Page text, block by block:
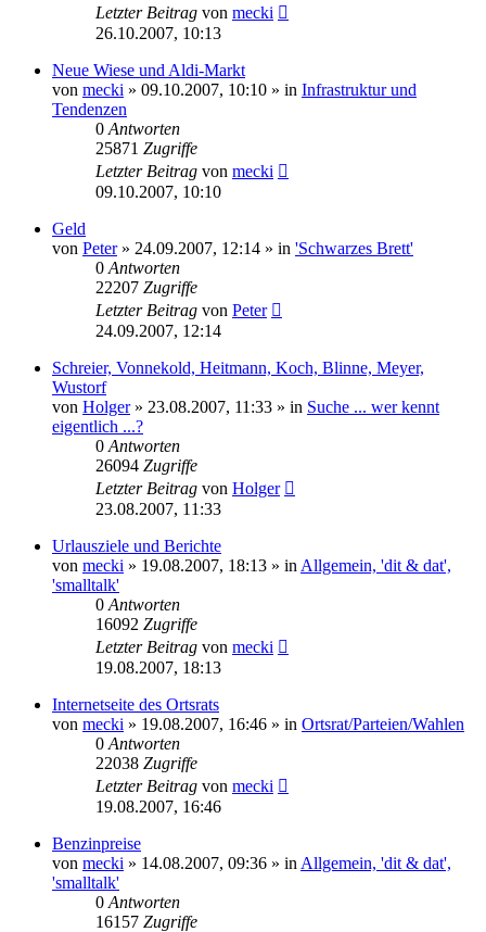
Letzter Beitrag von mecki
26.10.2007, 10:13
Neue Wiese und Aldi-Markt
von mecki » 09.10.2007, 10:10 » in Infrastruktur und
Tendenzen
0 Antworten
25871 Zugriffe
Letzter Beitrag von mecki
09.10.2007, 10:10
Geld
von Peter» 24.09.2007, 12:14 » in 'Schwarzes Brett'
0 Antworten
22207 Zugriffe
Letzter Beitrag von Peter
24.09.2007, 12:14
Schreier, Vonnekold, Heitmann, Koch, Blinne, Meyer,
Wustorf
von Holger» 23.08.2007, 11:33 » in Suche ... wer kennt
eigentlich ...?
0 Antworten
26094 Zugriffe
Letzter Beitrag von Holger
23.08.2007, 11:33
Urlausziele und Berichte
von mecki » 19.08.2007, 18:13 » in Allgemein, 'dit & dat',
'smalltalk'
0 Antworten
16092 Zugriffe
Letzter Beitrag von mecki
19.08.2007, 18:13
Internetseite des Ortsrats
von mecki » 19.08.2007, 16:46 » in Ortsrat/Parteien/Wahlen
0 Antworten
22038 Zugriffe
Letzter Beitrag von mecki
19.08.2007, 16:46
Benzinpreise
von mecki » 14.08.2007, 09:36 » in Allgemein, 'dit & dat',
'smalltalk'
0 Antworten
16157 Zugriffe